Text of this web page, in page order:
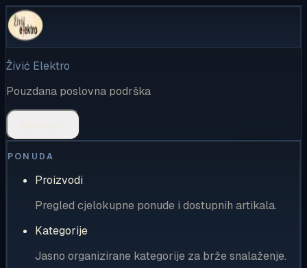
Živić Elektro
Pouzdana poslovna podrška
PONUDA
Proizvodi
Pregled cjelokupne ponude i dostupnih artikala.
Kategorije
Jasno organizirane kategorije za brže snalaženje.